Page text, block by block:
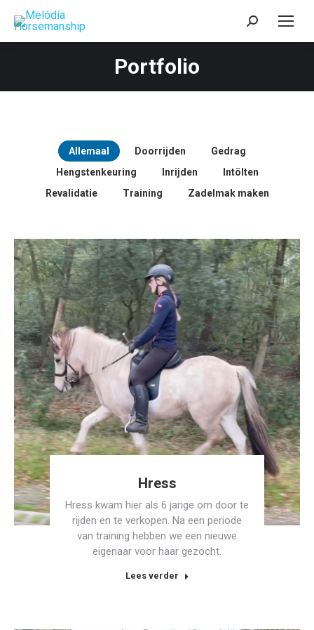
Zoeken:
Portfolio
Allemaal Doorrijden
Gedrag
Hengstenkeuring
Inrijden
Intölten
Revalidatie
Training Zadelmak maken
Hress
Hress kwam hier als 6 jarige om door te
rijden en te verkopen. Na een periode
van training hebben we een nieuwe
eigenaar voor haar gezocht.
Lees verder